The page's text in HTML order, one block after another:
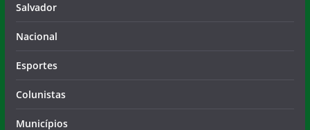
Salvador
Nacional
Esportes
Colunistas
Municípios